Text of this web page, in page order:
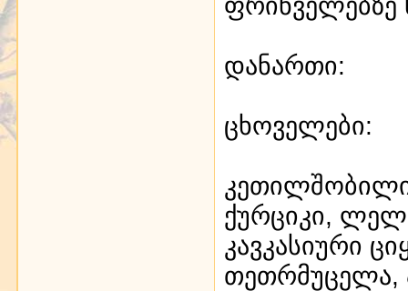
დანართი:
ცხოველები:
კეთილშობილი
ქურციკი,
კავკასიური
თეთრმუცელა,